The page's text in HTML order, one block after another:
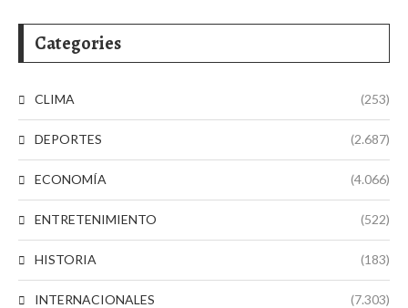
Categories
CLIMA (253)
DEPORTES (2.687)
ECONOMÍA (4.066)
ENTRETENIMIENTO (522)
HISTORIA (183)
INTERNACIONALES (7.303)